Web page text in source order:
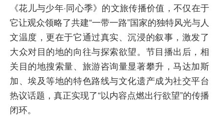
《花儿与少年·同心季》的文旅传播价值，不仅在于
它让观众领略了共建“一带一路”国家的独特风光与人
文温度，更在于它通过真实、沉浸的叙事，激发了
大众对目的地的向往与探索欲望。节目播出后，相
关目的地搜索量、旅游咨询量显著攀升，马达加斯
加、埃及等地的特色路线与文化遗产成为社交平台
热议话题，真正实现了“以内容点燃出行欲望”的传播
闭环。